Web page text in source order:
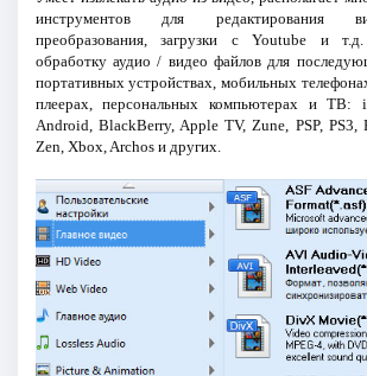
инструментов для редактирования
преобразования, загрузки с Youtube и
обработку аудио / видео файлов для
портативных устройствах, мобильных
плеерах, персональных компьютерах и ТВ:
Android, BlackBerry, Apple TV, Zune, PSP, PS3,
Zen, Xbox, Archos и других.